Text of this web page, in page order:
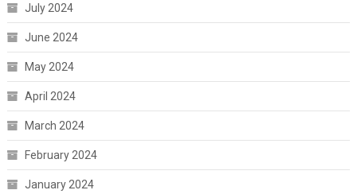
July 2024
June 2024
May 2024
April 2024
March 2024
February 2024
January 2024